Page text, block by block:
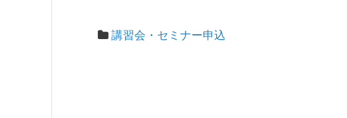
講習会・セミナー申込